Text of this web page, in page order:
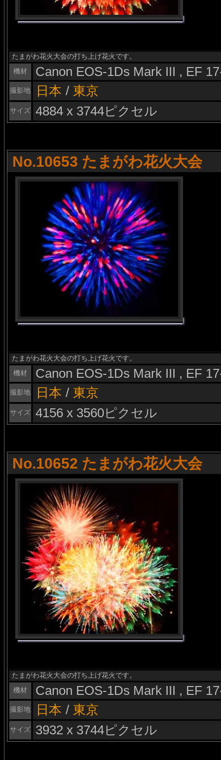
たまがわ花火大会の打ち上げ花火です。
機材
Canon EOS-1Ds Mark III , EF
撮影地 日本 / 東京
サイズ 4884 x 3744ピクセル
No.10653 たまがわ花火大会
たまがわ花火大会の打ち上げ花火です。
機材
Canon EOS-1Ds Mark III , EF
撮影地 日本 / 東京
サイズ 4156 x 3560ピクセル
No.10652 たまがわ花火大会
たまがわ花火大会の打ち上げ花火です。
機材
Canon EOS-1Ds Mark III , EF
撮影地 日本 / 東京
サイズ 3932 x 3744ピクセル